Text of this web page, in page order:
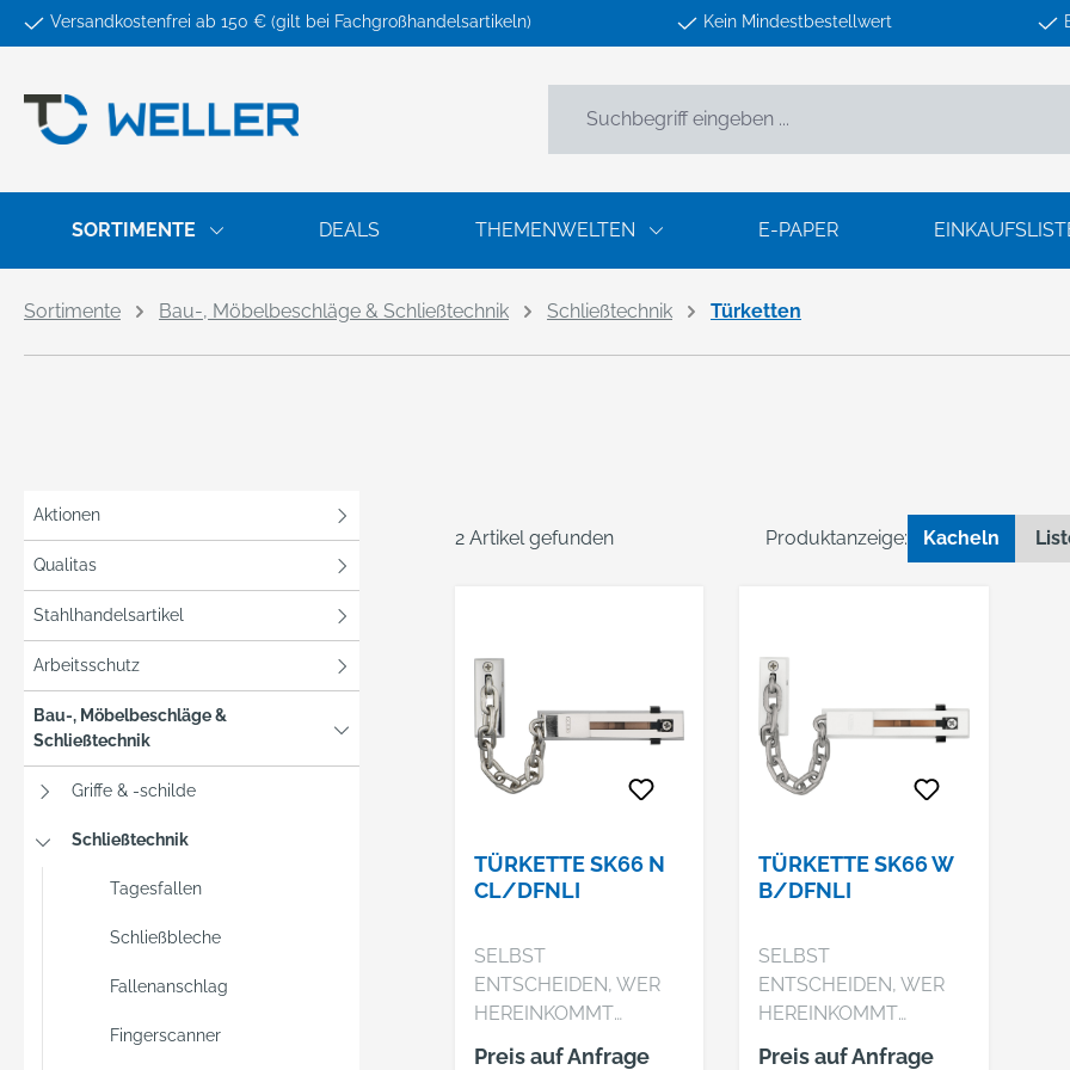
Zur Hauptnavigation springen
Versandkostenfrei ab 150 € (gilt bei Fachgroßhandelsartikeln) Kein Mindestbestellwert
SORTIMENTE DEALS THEMENWELTEN E-PAPER
Sortimente Bau-, Möbelbeschläge & Schließtechnik Schließtechnik Türketten
Aktionen
Qualitas
Stahlhandelsartikel
Arbeitsschutz
Bau-, Möbelbeschläge &
Schließtechnik
Griffe & -schilde
Schließtechnik
Tagesfallen
Schließbleche
Fallenanschlag
Fingerscanner
2 Artikel gefunden Produktanzeige: Kacheln
TÜRKETTE SK66 N
CL/DFNLI
SELBST
ENTSCHEIDEN, WER
HEREINKOMMT
Robuste Türkette mit
Preis auf Anfrage
TÜRKETTE SK66 W
B/DFNLI
SELBST
ENTSCHEIDEN, WER
HEREINKOMMT
Robuste Türkette mit
Preis auf Anfrage